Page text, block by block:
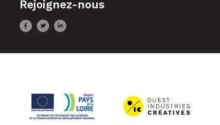
Rejoignez-nous